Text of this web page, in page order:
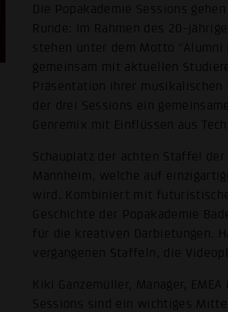
Die Popakademie Sessions
Runde: Im Rahmen des 20-
stehen unter dem Motto "Alumni
gemeinsam mit aktuellen
Präsentation ihrer
der drei Sessions ein
Genremix mit Einflüssen aus
Schauplatz der achten Staffel
Mannheim, welche auf
wird. Kombiniert mit
Geschichte der Popakademie
für die kreativen Darbietungen.
vergangenen Staffeln, die
Kiki Ganzemüller, Manager,
Sessions sind ein wichtiges